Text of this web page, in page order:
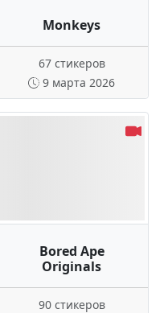
Monkeys
67 стикеров
9 марта 2026
Bored Ape
Originals
90 стикеров